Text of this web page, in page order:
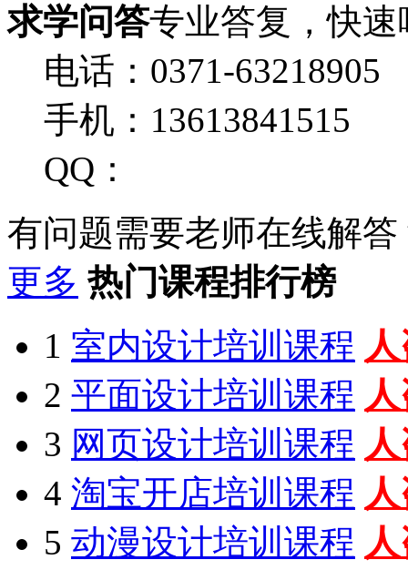
求学问答专业答复，快速
电话：0371-63218905
手机：13613841515
QQ：
有问题需要老师在线解答
更多 热门课程排行榜
1 室内设计培训课程
2 平面设计培训课程
3 网页设计培训课程
4 淘宝开店培训课程
5 动漫设计培训课程